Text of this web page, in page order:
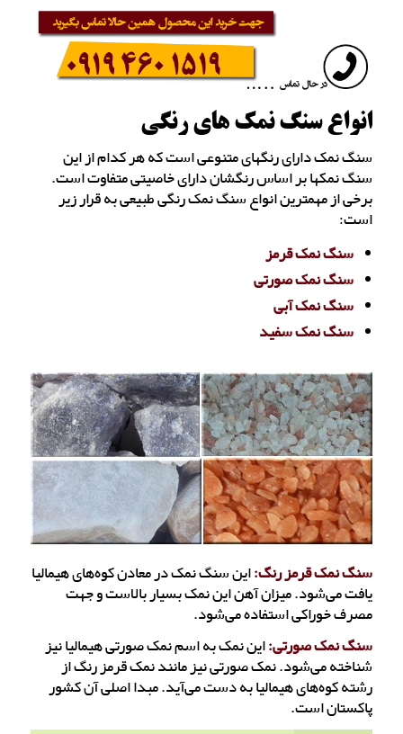
انواع سنگ نمک های رنگی
سنگ نمک دارای رنگهای متنوعی است که هر کدام از این
سنگ نمکها بر اساس رنگشان دارای خاصیتی متفاوت است.
برخی از مهمترین انواع سنگ نمک رنگی طبیعی به قرار زیر
است:
سنگ نمک قرمز
سنگ نمک صورتی
سنگ نمک آبی
سنگ نمک سفید
سنگ نمک قرمز رنگ:این سنگ نمک در معادن کوه‌های هیمالیا
یافت می‌شود. میزان آهن این نمک بسیار بالاست و جهت
مصرف خوراکی استفاده می‌شود.
سنگ نمک صورتی:این نمک به اسم نمک صورتی هیمالیا نیز
شناخته می‌شود. نمک صورتی نیز مانند نمک قرمز رنگ از
رشته کوه‌های هیمالیا به دست می‌آید. مبدا اصلی آن کشور
پاکستان است.